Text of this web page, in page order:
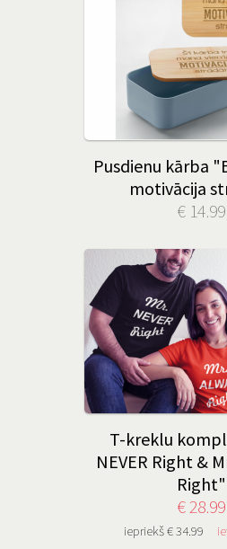
Pusdienu kārba
motivācija
€ 14.99
T-kreklu
NEVER Right &
Right"
€ 28.99
iepriekš € 34.99